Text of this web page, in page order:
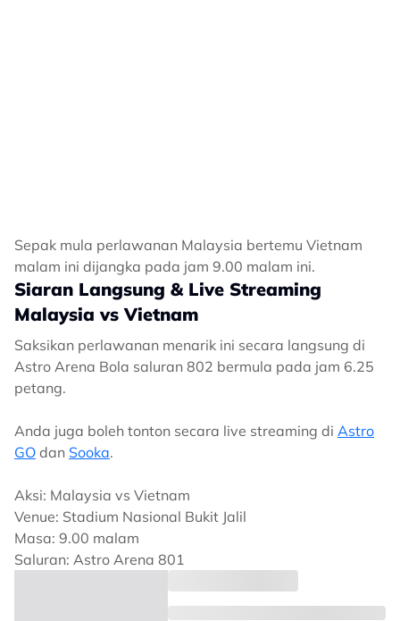
Sepak mula perlawanan Malaysia bertemu Vietnam
malam ini dijangka pada jam 9.00 malam ini.
Siaran Langsung & Live Streaming
Malaysia vs Vietnam
Saksikan perlawanan menarik ini secara langsung di
Astro Arena Bola saluran 802 bermula pada jam 6.25
petang.
Anda juga boleh tonton secara live streaming di Astro
GO dan Sooka.
Aksi: Malaysia vs Vietnam
Venue: Stadium Nasional Bukit Jalil
Masa: 9.00 malam
Saluran: Astro Arena 801